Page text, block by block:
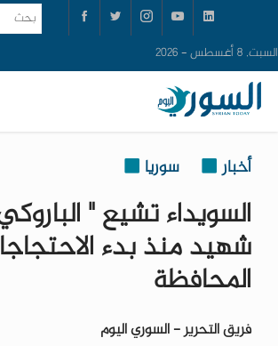
السبت, 8 أغسطس - 2026
أخبار سوريا
السويداء تشيع "
شهيد منذ بدء
المحافظة
فريق التحرير - السوري اليوم